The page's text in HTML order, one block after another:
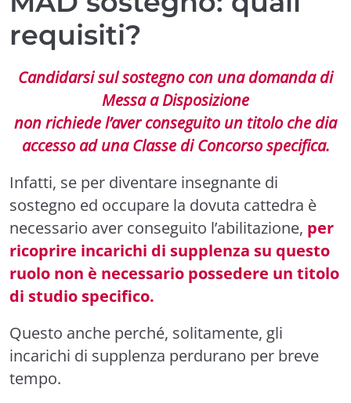
requisiti?
Candidarsi sul sostegno con una domanda di
Messa a Disposizione
non richiede l’aver conseguito un titolo che dia
accesso ad una Classe di Concorso specifica.
Infatti, se per diventare insegnante di
sostegno ed occupare la dovuta cattedra è
necessario aver conseguito l’abilitazione, per
ricoprire incarichi di supplenza su questo
ruolo non è necessario possedere un titolo
di studio specifico.
Questo anche perché, solitamente, gli
incarichi di supplenza perdurano per breve
tempo.